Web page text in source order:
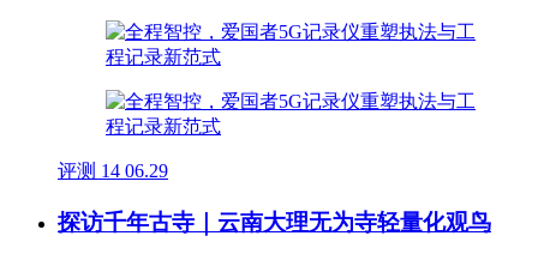
评测 14 06.29
探访千年古寺｜云南大理无为寺轻量化观鸟